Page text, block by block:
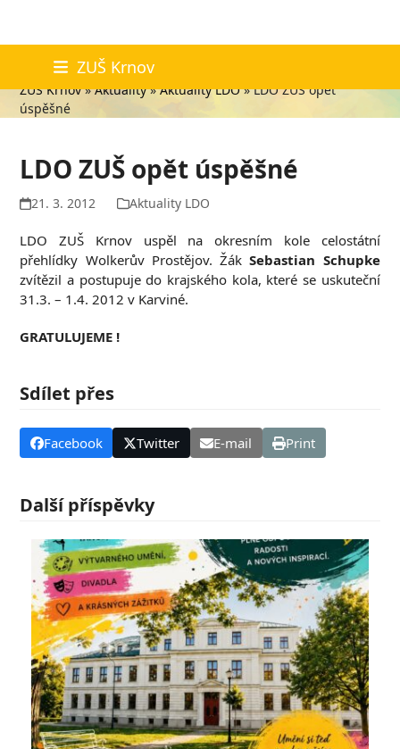
content
ZUŠ Krnov
Aktuality
ZUŠ Krnov»Aktuality»Aktuality LDO»LDO ZUŠ opět
úspěšné
LDO ZUŠ opět úspěšné
21. 3. 2012 Aktuality LDO
LDO ZUŠ Krnov uspěl na okresním kole celostátní
přehlídky Wolkerův Prostějov. ŽákSebastian Schupke
zvítězil a postupuje do krajského kola, které se uskuteční
31.3. – 1.4. 2012 v Karviné.
GRATULUJEME !
Sdílet přes
Facebook Twitter E-mail Print
Další příspěvky